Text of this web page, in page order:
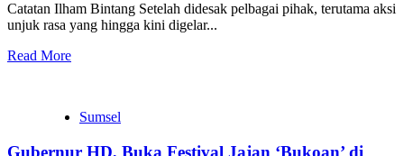
Catatan Ilham Bintang Setelah didesak pelbagai pihak, terutama aksi
unjuk rasa yang hingga kini digelar...
Read More
Sumsel
Gubernur HD, Buka Festival Jajan ‘Bukoan’ di